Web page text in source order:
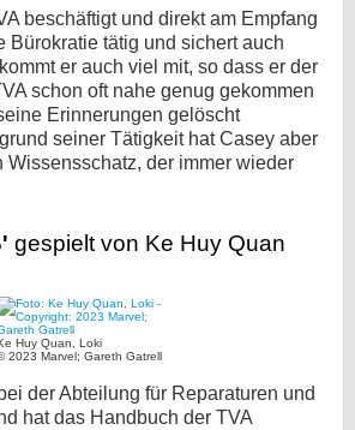
beschäftigt und direkt am Empfang
Bürokratie tätig und sichert auch
er auch viel mit, so dass er der
schon oft nahe genug gekommen
Erinnerungen gelöscht
seiner Tätigkeit hat Casey aber
Wissensschatz, der immer wieder
gespielt von Ke Huy Quan
Huy Quan, Loki
2023 Marvel; Gareth Gatrell
der Abteilung für Reparaturen und
hat das Handbuch der TVA